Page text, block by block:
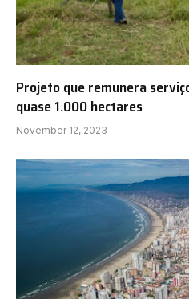
Projeto que remunera
quase 1.000 hectares
November 12, 2023